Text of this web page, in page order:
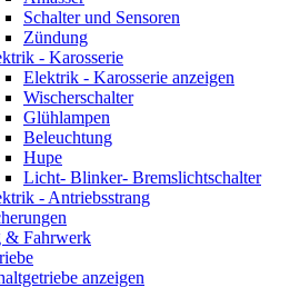
Schalter und Sensoren
Zündung
- Karosserie
Elektrik - Karosserie anzeigen
Wischerschalter
Glühlampen
Beleuchtung
Hupe
Licht- Blinker- Bremslichtschalter
- Antriebsstrang
& Fahrwerk
anzeigen